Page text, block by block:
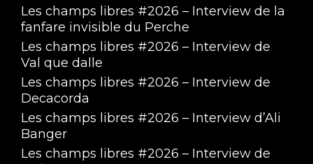
Les champs libres #2026 – Interview de la
fanfare invisible du Perche
Les champs libres #2026 – Interview de
Val que dalle
Les champs libres #2026 – Interview de
Decacorda
Les champs libres #2026 – Interview d’Ali
Banger
Les champs libres #2026 – Interview de